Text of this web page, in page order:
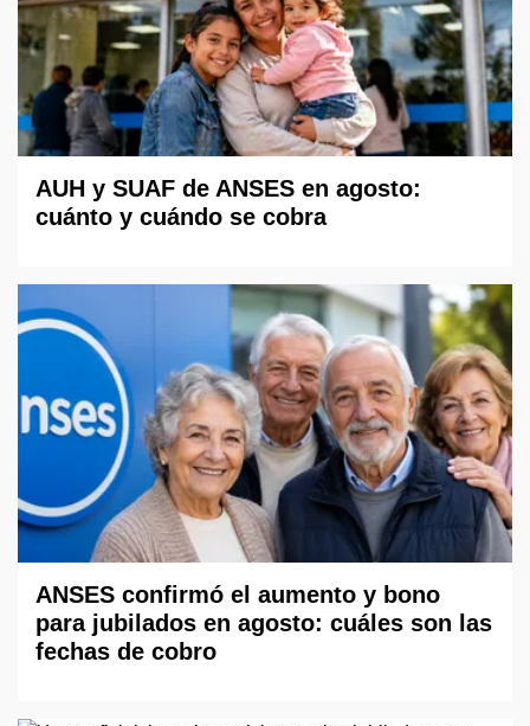
AUH y SUAF de ANSES en agosto:
cuánto y cuándo se cobra
ANSES confirmó el aumento y bono
para jubilados en agosto: cuáles son las
fechas de cobro